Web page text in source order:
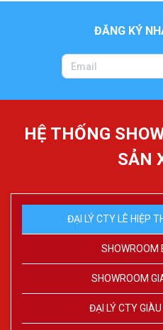
ĐĂNG KÝ
HỆ THỐNG
SẢN
ĐẠI LÝ CTY LÊ HIỆP
SHOWROOM
SHOWROOM
ĐẠI LÝ CTY